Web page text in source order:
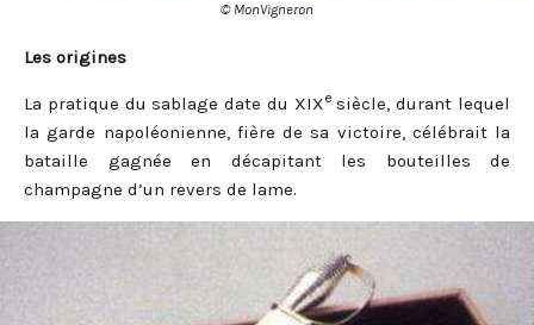
© MonVigneron
Les origines
La pratique du sablage date du XIXe siècle, durant lequel
la garde napoléonienne, fière de sa victoire, célébrait la
bataille gagnée en décapitant les bouteilles de
champagne d’un revers de lame.